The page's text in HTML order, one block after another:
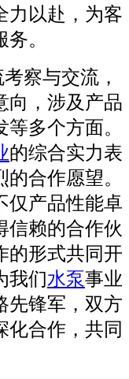
力以赴，为客
。
察与交流，
向，涉及产品
多个方面。
的综合实力表
合作愿望。
仅产品性能卓
信赖的合作伙
的形式共同开
我们水泵事业
先锋军，双方
化合作，共同